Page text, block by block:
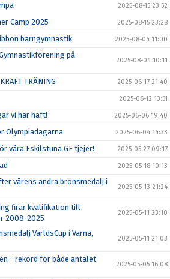
2025-08-15 23:52
Camp 2025 2025-08-15 23:28
barngymnastik 2025-08-04 11:00
på
2025-08-04 10:11
TRÄNING 2025-06-17 21:40
2025-06-12 13:51
vi har haft! 2025-06-06 19:40
Olympiadagarna 2025-06-04 14:33
våra Eskilstuna GF tjejer! 2025-05-27 09:17
2025-05-18 10:13
vårens andra bronsmedalj i
2025-05-13 21:24
firar kvalifikation till
2008-2025
2025-05-11 23:10
VärldsCup i Varna,
2025-05-11 21:03
- rekord för både antalet
2025-05-05 16:08